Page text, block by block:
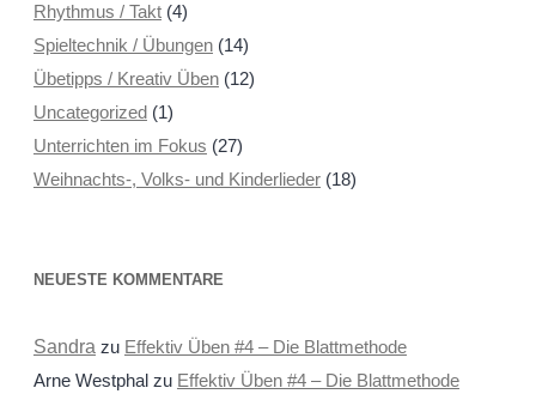
Rhythmus / Takt(4)
Spieltechnik / Übungen(14)
Übetipps / Kreativ Üben(12)
Uncategorized(1)
Unterrichten im Fokus (27)
Weihnachts-, Volks- und Kinderlieder(18)
NEUESTE KOMMENTARE
Sandra zu Effektiv Üben #4 – Die Blattmethode
Arne Westphalzu Effektiv Üben #4 – Die Blattmethode